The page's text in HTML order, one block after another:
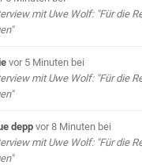
mit Uwe Wolf: "Für die
vor 5 Minuten bei
mit Uwe Wolf: "Für die
depp vor 8 Minuten bei
mit Uwe Wolf: "Für die